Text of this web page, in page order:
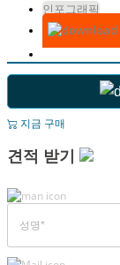
인포그래픽
지금 구매
견적 받기